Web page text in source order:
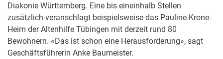
Diakonie Württemberg. Eine bis eineinhalb Stellen
zusätzlich veranschlagt beispielsweise das Pauline-Krone-
Heim der Altenhilfe Tübingen mit derzeit rund 80
Bewohnern. «Das ist schon eine Herausforderung», sagt
Geschäftsführerin Anke Baumeister.